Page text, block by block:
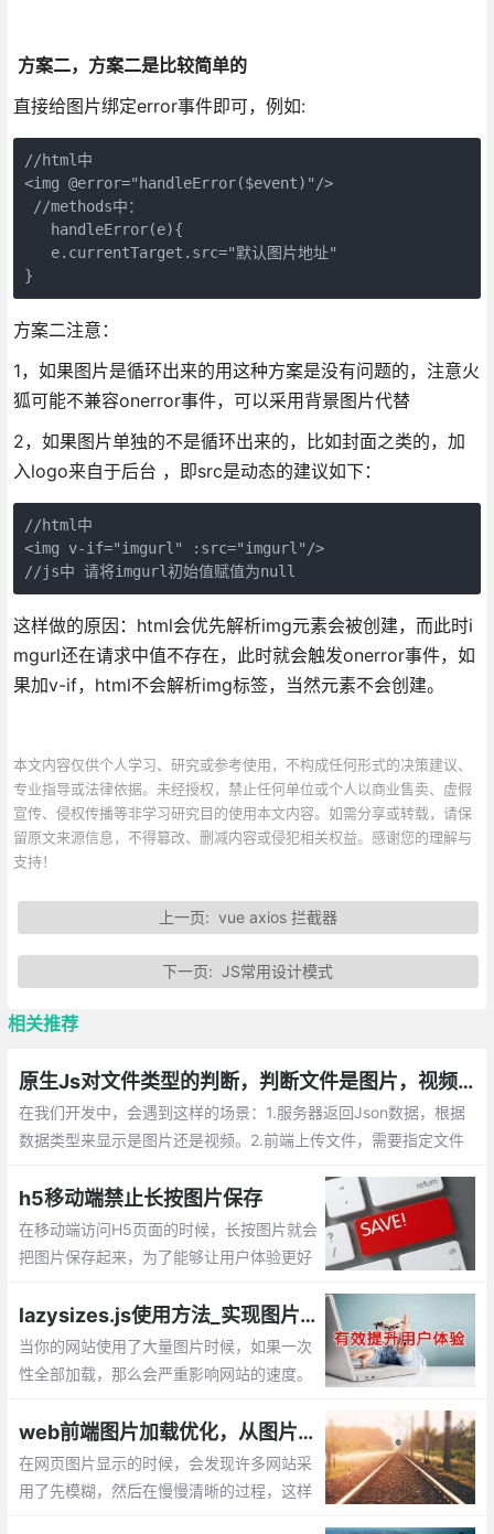
方案二，方案二是比较简单的
直接给图片绑定error事件即可，例如:
//html中
<img @error="handleError($event)"/>
//methods中：
   handleError(e){
   e.currentTarget.src="默认图片地址"
}
方案二注意：
1，如果图片是循环出来的用这种方案是没有问题的，注意火
狐可能不兼容onerror事件，可以采用背景图片代替
2，如果图片单独的不是循环出来的，比如封面之类的，加
入logo来自于后台 ，即src是动态的建议如下：
//html中
<img v-if="imgurl" :src="imgurl"/>
//js中 请将imgurl初始值赋值为null
这样做的原因：html会优先解析img元素会被创建，而此时i
mgurl还在请求中值不存在，此时就会触发onerror事件，如
果加v-if，html不会解析img标签，当然元素不会创建。
本文内容仅供个人学习、研究或参考使用，不构成任何形式的决策建议、
专业指导或法律依据。未经授权，禁止任何单位或个人以商业售卖、虚假
宣传、侵权传播等非学习研究目的使用本文内容。如需分享或转载，请保
留原文来源信息，不得篡改、删减内容或侵犯相关权益。感谢您的理解与
支持！
上一页: vue axios 拦截器
下一页:JS常用设计模式
相关推荐
原生Js对文件类型的判断，判断文件是图片，视频等格式
在我们开发中，会遇到这样的场景：1.服务器返回Json数据，根据
数据类型来显示是图片还是视频。2.前端上传文件，需要指定文件
型
h5移动端禁止长按图片保存
在移动端访问H5页面的时候，长按图片就会
把图片保存起来，为了能够让用户体验更好
那该如何实现呢？下面给出3种解决方案。
使用 pointer-events:none、全局属性、加
一层遮罩层
lazysizes.js使用方法_实现图片懒加载、延迟加载的js插件
当你的网站使用了大量图片时候，如果一次
性全部加载，那么会严重影响网站的速度。
题，它可以实现图片的延迟加载【懒加载】web前端图片加载优化，从图片模糊到清晰的实现过程
在网页图片显示的时候，会发现许多网站采
用了先模糊，然后在慢慢清晰的过程，这样